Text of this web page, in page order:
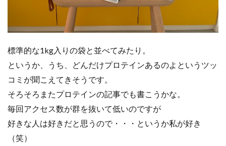
標準的な1kg入りの袋と並べてみたり。
というか、うち、どんだけプロテインあるのよというツッ
コミが聞こえてきそうです。
そろそろまたプロテインの記事でも書こうかな。
毎回アクセス数が群を抜いて低いのですが
好きな人は好きだと思うので・・・というか私が好き
（笑）